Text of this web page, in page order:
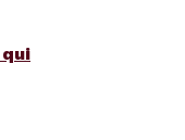
qui